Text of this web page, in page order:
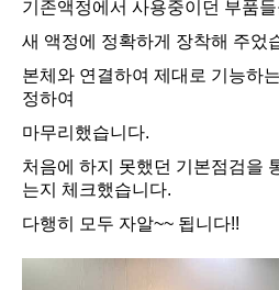
기존액정에서 사용중이던 부품
새 액정에 정확하게 장착해 주었
본체와 연결하여 제대로 기능하
정하여
마무리했습니다.
처음에 하지 못했던 기본점검을
는지 체크했습니다.
다행히 모두 자알~~ 됩니다!!